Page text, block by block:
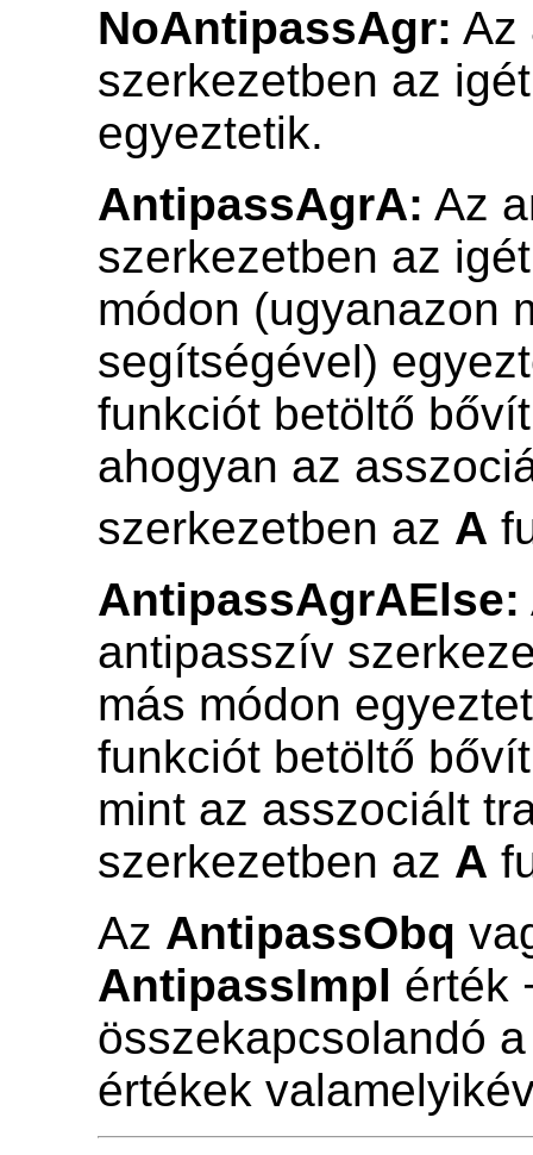
NoAntipassAgr: Az
szerkezetben az
egyeztetik.
AntipassAgrA: Az
szerkezetben az
módon (ugyanazon
segítségével)
funkciót betöltő
ahogyan az
szerkezetben az A
AntipassAgrAElse:
antipasszív
más módon
funkciót betöltő
mint az asszociált
szerkezetben az A
Az AntipassObq
AntipassImpl érték
összekapcsolandó
értékek